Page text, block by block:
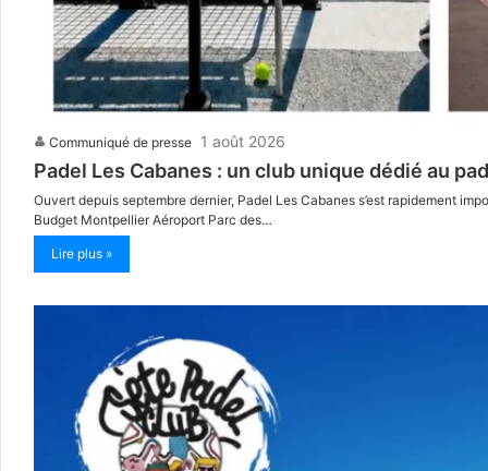
Communiqué de presse 1 août 2026
Padel Les Cabanes : un club unique dédié au
Ouvert depuis septembre dernier, Padel Les Cabanes s’est rapidement
Budget Montpellier Aéroport Parc des…
Lire plus »